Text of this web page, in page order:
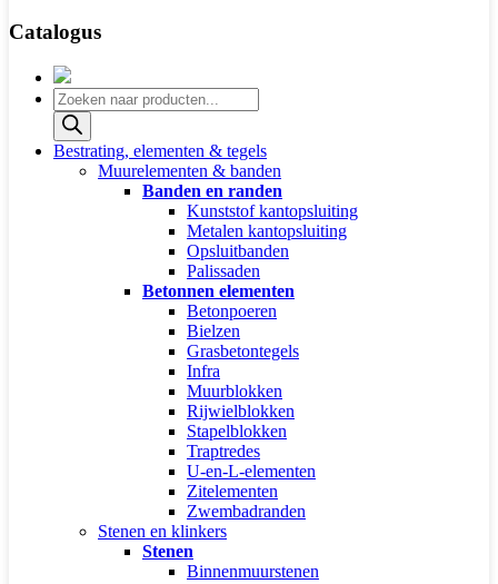
Catalogus
Producten
zoeken
Bestrating, elementen & tegels
Muurelementen & banden
Banden en randen
Kunststof kantopsluiting
Metalen kantopsluiting
Opsluitbanden
Palissaden
Betonnen elementen
Betonpoeren
Bielzen
Grasbetontegels
Infra
Muurblokken
Rijwielblokken
Stapelblokken
Traptredes
U-en-L-elementen
Zitelementen
Zwembadranden
Stenen en klinkers
Stenen
Binnenmuurstenen